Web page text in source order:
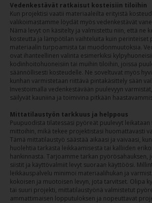
Vedenkestävät ratkaisut kosteisiin tiloihin
Kun projektisi vaatii materiaaleilta erityistä
valikoimastamme löydät myös vedenkestävät
Nämä levyt on käsitelty ja valmistettu niin, että ne
kosteutta ja lämpötilan vaihteluita kuin perinteiset
materiaalin turpoamista tai muodonmuutoksia.
ovat ihanteellinen valinta esimerkiksi
kodinhoitohuoneisiin tai muihin tiloihin, joissa
säännöllisesti kosteudelle. Ne soveltuvat myös
kunhan varmistetaan riittävä pintakäsittely sään
Investoimalla vedenkestävään puulevyyn
säilyvät kauniina ja toimivina pitkään
Mittatilaustyön tarkkuus ja helppous
Puupuodista tilatessasi pyöreät puulevyt
mittoihin, mikä tekee projektistasi huomattavasti
Tämä mittatilaustyö säästää aikaasi ja vaivaasi,
huolehtia tarkasta leikkaamisesta tai kalliiden
hankinnasta. Tarjoamme tarkan pyörösahauksen,
siistit ja käyttövalmiit levyt suoraan käyttöösi.
leikkauspalvelu minimoi materiaalihukan ja
kokoisen ja muotoisen levyn, jota tarvitset. Olipa
tai suuri projekti, mittatilaustyönä valmistetut
ammattimaisen lopputuloksen ja nopeuttavat